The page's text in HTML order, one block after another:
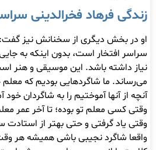
زندگی فرهاد فخرالدینی
او در بخش دیگری از سخنانش نیز گفت:
سراسر افتخار است، بدون اینکه به
نیاز داشته باشد. این موسیقی و هنر
می‌رساند. ما شاگردهایی بودیم که معلم
آنچه از آنها آموختیم را به شاگردان
وقتی کسی معلم تو بوده؛ تا آخر عمر
وقتی یاد گرفتی و حتی بهتر از استادت
واقعا شاگرد نجیبی باشی همیشه هر